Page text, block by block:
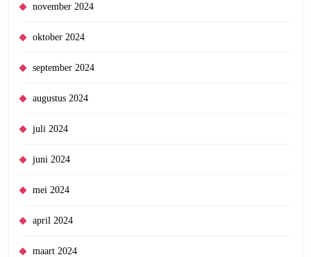
november 2024
oktober 2024
september 2024
augustus 2024
juli 2024
juni 2024
mei 2024
april 2024
maart 2024